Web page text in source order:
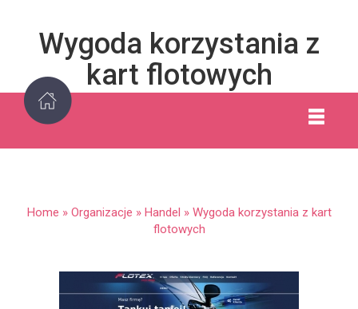
Wygoda korzystania z
kart flotowych
Home » Organizacje » Handel » Wygoda korzystania z kart
flotowych